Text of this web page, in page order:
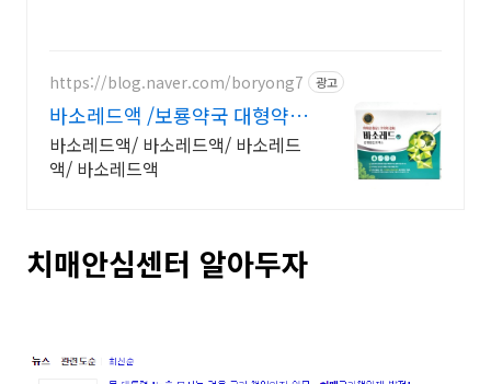
https://blog.naver.com/boryong7 광고
바소레드액 /보룡약국 대형약
국/태릉입구,육사 근처
바소레드액/ 바소레드액/ 바소레드
액/ 바소레드액
치매안심센터 알아두자